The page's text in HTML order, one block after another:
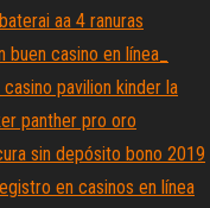
aa 4 ranuras
buen casino en línea_
pavilion kinder la
panther pro oro
sin depósito bono 2019
en casinos en línea